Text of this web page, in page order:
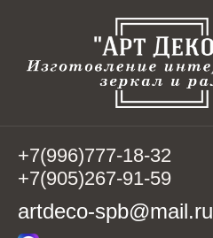
+7(996)777-18-32
+7(905)267-91-59
artdeco-spb@mail.ru